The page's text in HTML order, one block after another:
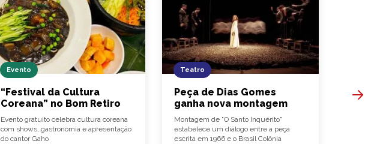
Evento
“Festival da Cultura
Coreana” no Bom Retiro
Evento gratuito celebra cultura coreana
com shows, gastronomia e apresentação
do cantor Gaho
Teatro
Peça de Dias Gomes
ganha nova montagem
Montagem de "O Santo Inquérito"
estabelece um diálogo entre a peça
escrita em 1966 e o Brasil Colônia